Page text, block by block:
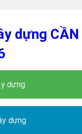
dựng CẦN
dựng
dựng